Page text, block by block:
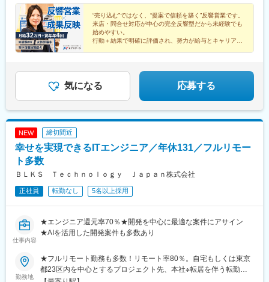
本線)、東名古屋港駅、三河豊田駅、国府宮駅、国際センター駅、
小牧口駅、常滑駅、岩倉駅(愛知県)、三郷駅(愛知県)、三河安城
駅、稲沢駅、安城駅、共和駅、藤川駅、乙川駅、新金谷駅、三島
駅、掛川駅、新富士駅(静岡県)、藤枝駅、博多駅、小倉駅(福岡
県)、天神駅、呉服町駅(福岡県)、赤坂駅(福岡県)、天神南駅、渡辺
長野駅、福井駅、岡山駅、松山市駅、福山駅、広島駅、横川駅(広
島県)、中電前駅、呉駅、勝田駅、日立駅、大甕駅、常陸多賀駅、
佐和駅、研究学園駅、宇都宮駅、小山駅、太田駅(群馬県)、中央前
橋駅、新前橋駅、苫小牧駅、さっぽろ駅、青森駅、秋田駅、長岡
駅、近鉄四日市駅、大和西大寺駅、鳥取駅、松江駅、下関駅、徳
島駅、高松駅(香川県)、高知駅、佐賀駅、大分駅、宮崎駅、鹿児島
中央駅、彦根駅、新宿西口駅、立川駅、千葉駅、あおば通駅、西
松本駅、新静岡駅、第一通り駅、新豊田駅、名古屋駅、名鉄岐阜
駅、四条駅(京都市営)、大阪梅田駅(阪神線)、神戸三宮駅(阪神)、
山陽姫路駅、紙屋町東駅、薬院大通駅、浜町アーケード駅、通町
筋駅、県庁前駅(愛媛県)、高見馬場駅、小川町駅(東京都)、赤坂見
附駅、向原駅(東京都)、人形町駅、新大久保駅、京橋駅(東京都)、
泉岳寺駅、虎ノ門ヒルズ駅、巣鴨新田駅、新御徒町駅、新宿駅(東
京メトロ)、竹橋駅、宝町駅(東京都)、銀座一丁目駅、中野新橋
駅、台場駅、新御茶ノ水駅、内幸町駅、都庁前駅、四ツ谷駅、麹
町駅、浅草駅(ＴＸ)、大崎広小路駅、面影橋駅、両国駅(都営線)、
田駅、緑町駅、高島町駅、海老名駅(相模線)、千葉中央駅、京成西
船駅、北与野駅、大阪城公園駅、なんば駅(地下鉄)、古川橋駅、な
駅、石岡駅、常陸多賀駅、岡本駅(栃木県)、小山駅、西那須野駅、
新伊勢崎駅、西小泉駅、北戸田駅、与野本町駅、幸手駅、吹上駅
(埼玉県)、北上尾駅、新座駅、草加駅、動物公園駅、習志野駅、柏
駅、柏たなか駅、幕張駅、公津の杜駅、木更津駅、南町田グラン
ベリーパーク駅、青砥駅、小平駅、中神駅、上野毛駅、千川駅、
駅、善行駅、鴨居駅、入谷駅(神奈川県)、鴨宮駅、淵野辺駅、矢向
駅、倉見駅、港南台駅、湘南深沢駅、矢部駅、センター南駅、寒
川駅、洋光台駅、鷺沼駅、平塚駅、北長岡駅、東新潟駅、寺尾
岐南駅、細畑駅、土岐市駅、美濃川合駅、豊春駅、焼津駅、東静
岡駅、高塚駅、天竜川駅、積志駅、ジヤトコ前駅、新浜松駅、中
島駅(愛知県)、喜多山駅(愛知県)、牛山駅、三河鹿島駅、稲沢駅、
妙興寺駅、北岡崎駅、美合駅、豊明駅、江南駅(愛知県)、神領駅、
高蔵寺駅、西尾駅、鳴海駅、塩釜口駅、石浜駅、日進駅(愛知県)、
伊奈駅、越戸駅、荒子川公園駅、杁ケ池公園駅、矢場町駅、植田
駅(名古屋市営)、男川駅、上社駅、伊勢朝日駅、小古曽駅、六軒駅
阪大前駅、神明町駅、南茨木駅(大阪モノレール)、新石切駅、久米
田駅、香里園駅、萩原天神駅、寝屋川市駅、摂津駅、土師ノ里
屋敷駅、西飾磨駅、新ノ口駅、新大宮駅、紀三井寺駅、紀伊駅、
東山公園駅(鳥取県)、東松江駅(島根県)、清輝橋駅、福井駅(岡山
県)、早島駅、安芸中野駅、山陽女学園前駅、牛田駅(広島県)、神
“売り込む”ではなく、“提案で信頼を築く”反響営業です。
来店・問合せ対応が中心の完全反響型だから未経験でも
始めやすい。
行動＋結果で明確に評価され、努力が給与とキャリアに
気になる 応募する
NEW 締切間近
幸せを実現できるITエンジニア／年休131／フルリモー
ト多数
ＢＬＫＳ Ｔｅｃｈｎｏｌｏｇｙ Ｊａｐａｎ株式会社
正社員 転勤なし 5名以上採用
仕事内容
★エンジニア還元率70％★開発を中心に最適な案件にアサイン
★AIを活用した開発案件も多数あり
勤務地
★フルリモート勤務も多数！リモート率80％。自宅もしくは東京
都23区内を中心とするプロジェクト先、本社※転居を伴う転勤は
ありません。＜本社＞東京都豊島区南池袋1-27-10 油木第一ビル